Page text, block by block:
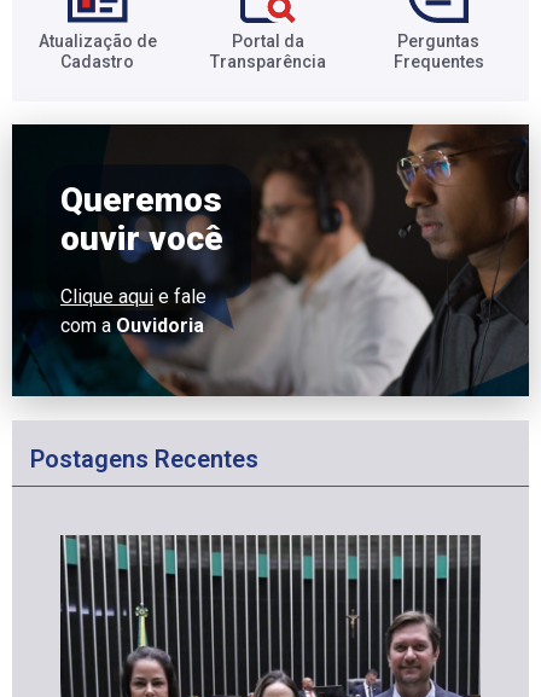
Atualização de
Cadastro​
Portal da
Transparência​
Perguntas
Frequentes​
Queremos
ouvir você
Clique aqui e fale
com a Ouvidoria
Postagens Recentes